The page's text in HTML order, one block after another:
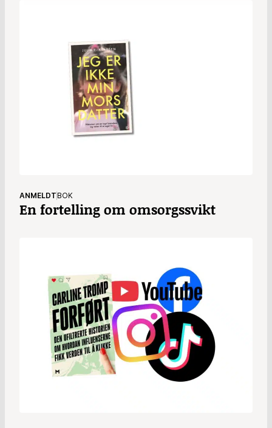
ANMELDT BOK
En fortelling om omsorgssvikt